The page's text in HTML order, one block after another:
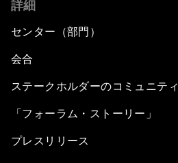
詳細
センター（部門）
会合
ステークホルダーのコミュニティ
「フォーラム・ストーリー」
プレスリリース